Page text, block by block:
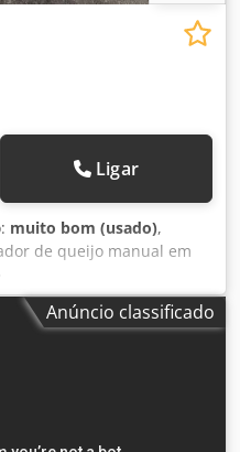
Ligar
muito bom (usado),
de queijo manual em
com fio, de mesa
Anúncio classificado